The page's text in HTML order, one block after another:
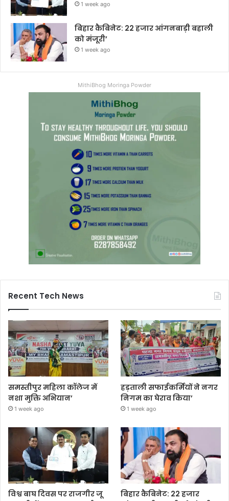
1 week ago
बिहार कैबिनेट: 22 हजार आंगनबाड़ी बहाली
को मंजूरी’
1 week ago
MithiBhog Moringa Powder
Recent Tech News
समस्तीपुर महिला कॉलेज में
नशा मुक्ति अभियान’
1 week ago
हड़ताली सफाईकर्मियों ने नगर
निगम का घेराव किया’
1 week ago
विश्व बाघ दिवस पर राजगीर जू
बिहार कैबिनेट: 22 हजार